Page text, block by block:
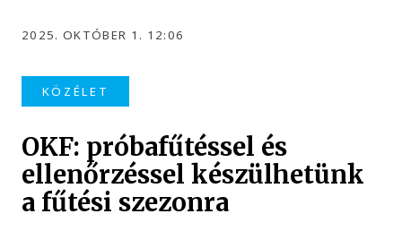
2025. OKTÓBER 1. 12:06
KÖZÉLET
OKF: próbafűtéssel és
ellenőrzéssel készülhetünk
a fűtési szezonra